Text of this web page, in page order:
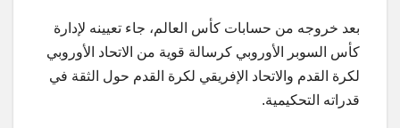
بعد خروجه من حسابات كأس العالم، جاء تعيينه لإدارة
كأس السوبر الأوروبي كرسالة قوية من الاتحاد الأوروبي
لكرة القدم والاتحاد الإفريقي لكرة القدم حول الثقة في
قدراته التحكيمية.